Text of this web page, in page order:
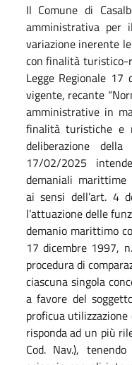
Il Comune di
amministrativa per
variazione inerente
con finalità turistico-
Legge Regionale
vigente, recante
amministrative in
finalità turistiche e
deliberazione
17/02/2025
demaniali
ai sensi dell’art. 4
l’attuazione delle
demanio marittimo
17 dicembre 1997,
procedura di
ciascuna singola
a favore del
proficua
risponda ad un più
Cod. Nav.),